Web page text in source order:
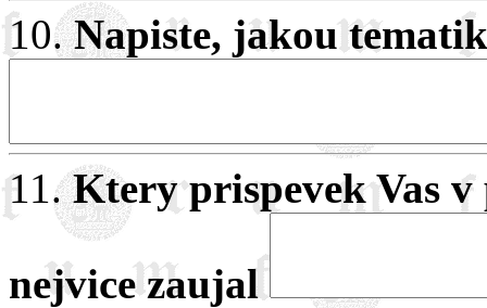
10.Napiste, jakou
11.Ktery prispevek Vas
nejvice zaujal